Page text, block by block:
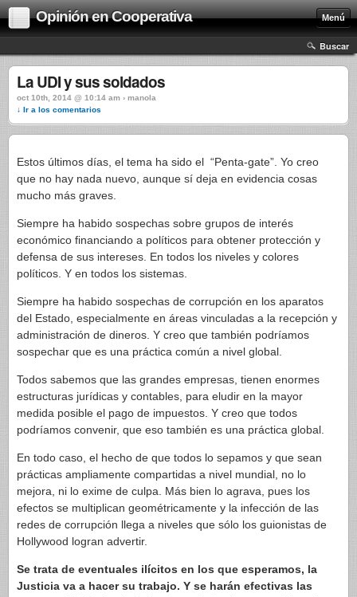
Opinión en Cooperativa Menú
Buscar
La UDI y sus soldados
oct 10th, 2014 @ 10:14 am › manola
↓ Ir a los comentarios
Estos últimos días, el tema ha sido el “Penta-gate”. Yo creo
que no hay nada nuevo, aunque sí deja en evidencia cosas
mucho más graves.
Siempre ha habido sospechas sobre grupos de interés
económico financiando a políticos para obtener protección y
defensa de sus intereses. En todos los niveles y colores
políticos. Y en todos los sistemas.
Siempre ha habido sospechas de corrupción en los aparatos
del Estado, especialmente en áreas vinculadas a la recepción y
administración de dineros. Y creo que también podríamos
sospechar que es una práctica común a nivel global.
Todos sabemos que las grandes empresas, tienen enormes
estructuras jurídicas y contables, para eludir en la mayor
medida posible el pago de impuestos. Y creo que todos
podríamos convenir, que eso también es una práctica global.
En todo caso, el hecho de que todos lo sepamos y que sean
prácticas ampliamente compartidas a nivel mundial, no lo
mejora, ni lo exime de culpa. Más bien lo agrava, pues los
efectos se multiplican geométricamente y la infección de las
redes de corrupción llega a niveles que sólo los guionistas de
Hollywood logran advertir.
Se trata de eventuales ilícitos en los que esperamos, la
Justicia va a hacer su trabajo. Y se harán efectivas las